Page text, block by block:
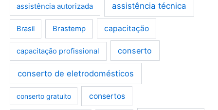
assistência autorizada assistência técnica
Brasil Brastemp capacitação
capacitação profissional conserto
conserto de eletrodomésticos
conserto gratuito consertos